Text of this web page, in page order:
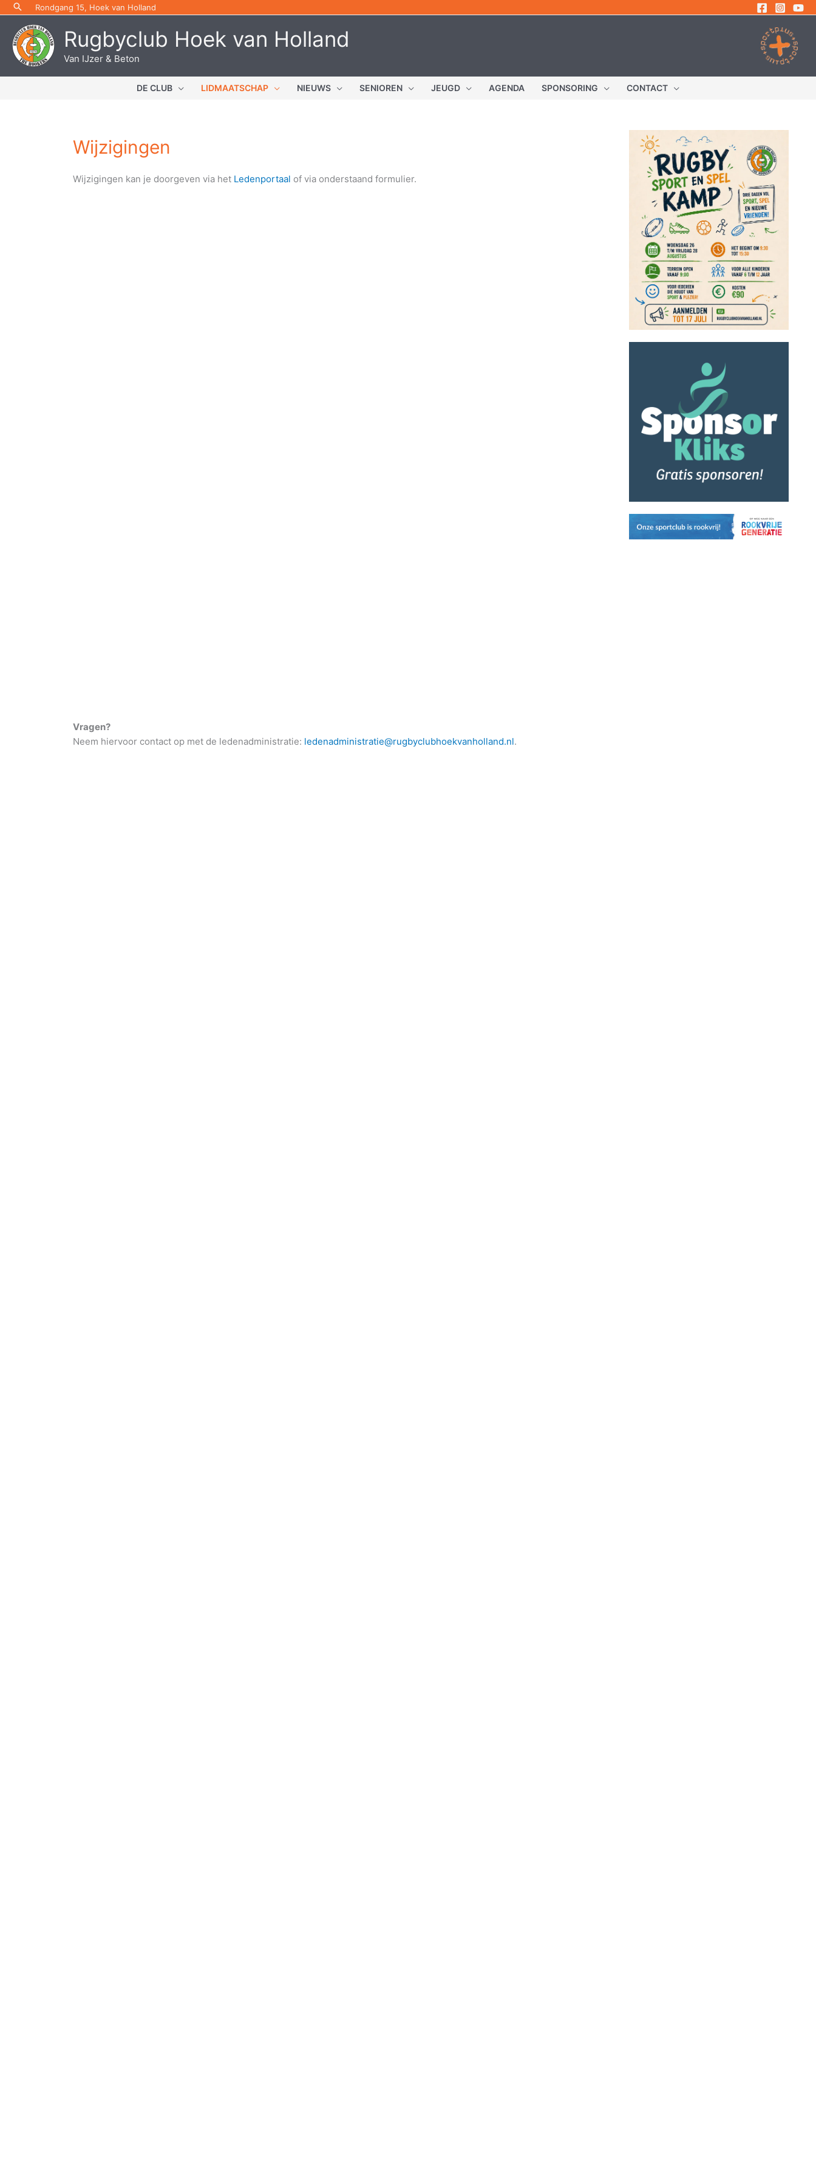
inhoud
Rondgang 15, Hoek van Holland
Rugbyclub Hoek van Holland
Van IJzer & Beton
DE CLUB LIDMAATSCHAP NIEUWS SENIOREN JEUGD AGENDA SPONSORING CONTACT
Wijzigingen
Wijzigingen kan je doorgeven via het Ledenportaal of via onderstaand formulier.
Vragen?
Neem hiervoor contact op met de ledenadministratie: ledenadministratie@rugbyclubhoekvanholland.nl.